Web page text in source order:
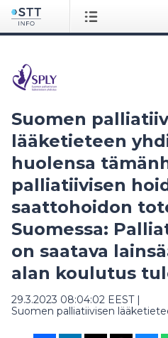
Suomen
lääketieteen
huolensa
palliatiivisen
saattohoidon
Suomessa:
on saatava
alan koulutus
29.3.2023 08:04:02 EEST|
Suomen palliatiivisen